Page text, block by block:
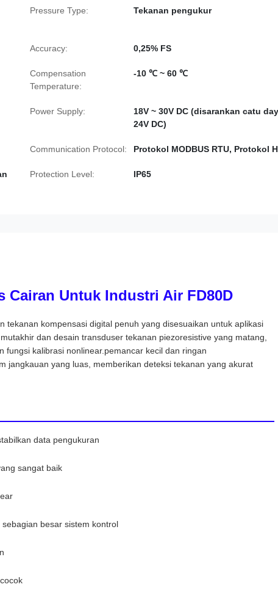
Pressure Type: Tekanan pengukur
Accuracy: 0,25% FS
Compensation
Temperature:
-10 ℃ ~ 60 ℃
Power Supply:
18V ~ 30V DC (disarankan catu
24V DC)
Communication Protocol: Protokol MODBUS RTU, Protokol
Protection Level: IP65
Cairan Untuk Industri Air FD80D
kompensasi digital penuh yang disesuaikan untuk aplikasi
dan desain transduser tekanan piezoresistive yang matang,
kalibrasi nonlinear.pemancar kecil dan ringan
jangkauan yang luas, memberikan deteksi tekanan yang akurat
data pengukuran
sangat baik
besar sistem kontrol